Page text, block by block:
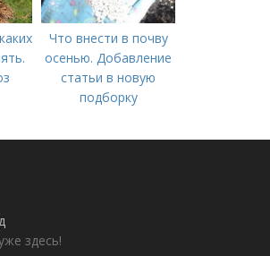
Что внести в почву
осенью. Добавление
статьи в новую
подборку
здесь!